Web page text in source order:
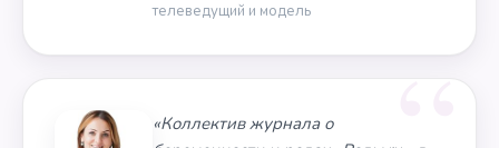
телеведущий и модель
«Коллектив журнала о